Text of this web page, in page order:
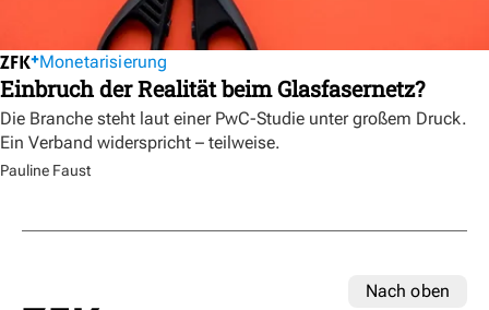
Monetarisierung
Einbruch der Realität beim Glasfasernetz?
Die Branche steht laut einer PwC-Studie unter großem Druck.
Ein Verband widerspricht – teilweise.
Pauline Faust
Nach oben